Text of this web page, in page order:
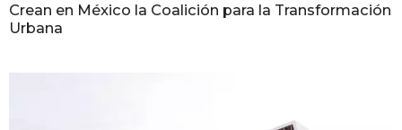
Crean en México la Coalición para la Transformación
Urbana